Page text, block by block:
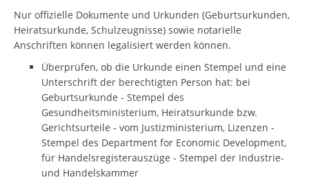
Nur offizielle Dokumente und Urkunden (Geburtsurkunden,
Heiratsurkunde, Schulzeugnisse) sowie notarielle
Anschriften können legalisiert werden können.
Überprüfen, ob die Urkunde einen Stempel und eine
Unterschrift der berechtigten Person hat: bei
Geburtsurkunde - Stempel des
Gesundheitsministerium, Heiratsurkunde bzw.
Gerichtsurteile - vom Justizministerium, Lizenzen -
Stempel des Department for Economic Development,
für Handelsregisterauszüge - Stempel der Industrie-
und Handelskammer